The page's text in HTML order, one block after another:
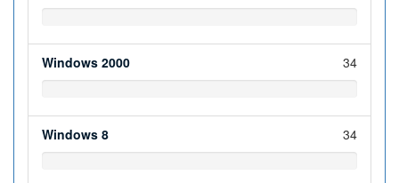
Windows 2000 34
Windows 8 34